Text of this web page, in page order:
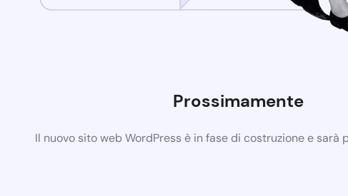
Prossimamente
Il nuovo sito web WordPress è in fase di costruzione e sarà